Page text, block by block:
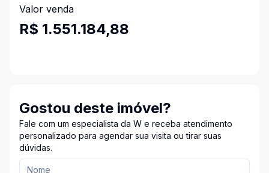
Valor venda
R$ 1.551.184,88
Gostou deste imóvel?
Fale com um especialista da W e receba atendimento
personalizado para agendar sua visita ou tirar suas
dúvidas.